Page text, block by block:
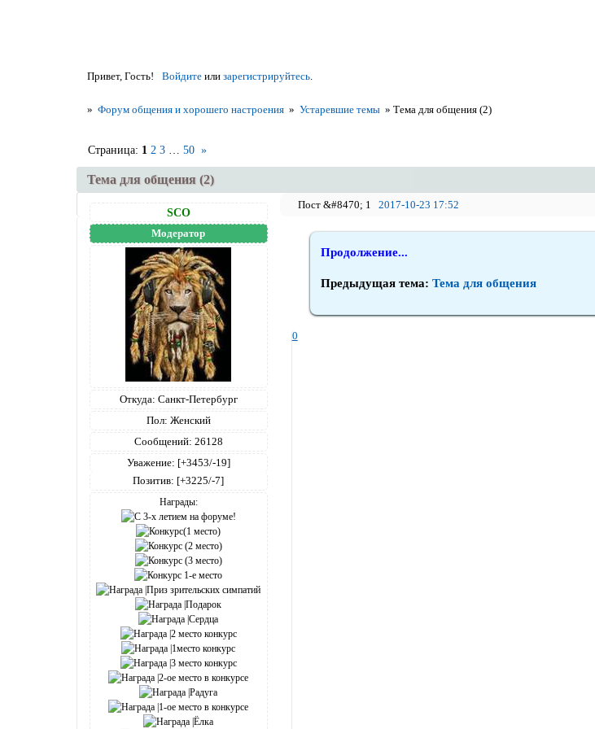
Привет, Гость! Войдитеили зарегистрируйтесь.
» Форум общения и хорошего настроения » Устаревшие темы »Тема для общения (2)
Тема для общения (2)
Страница: 1 2 3 50 »
1 2017-10-23 17:52
SCO
Модератор
Откуда: Санкт-Петербург
Пол: Женский
Сообщений: 26128
Уважение: [+3453/-19]
Позитив: [+3225/-7]
Награды:
Продолжение...
Предыдущая тема:Тема для общения
0